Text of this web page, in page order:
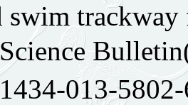
trackway
013-